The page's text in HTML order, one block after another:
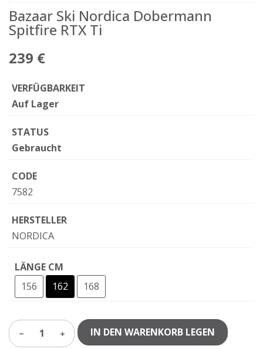
Bazaar Ski Nordica Dobermann
Spitfire RTX Ti
239 €
VERFÜGBARKEIT
Auf Lager
STATUS
Gebraucht
CODE
7582
HERSTELLER
NORDICA
LÄNGE CM
156
162 168
1 IN DEN WARENKORB LEGEN